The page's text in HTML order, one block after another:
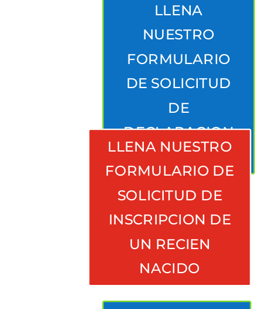
LLENA
NUESTRO
FORMULARIO
DE SOLICITUD
DE
DECLARACION
EXTRAPROCESO
LLENA NUESTRO
FORMULARIO DE
SOLICITUD DE
INSCRIPCION DE
UN RECIEN
NACIDO